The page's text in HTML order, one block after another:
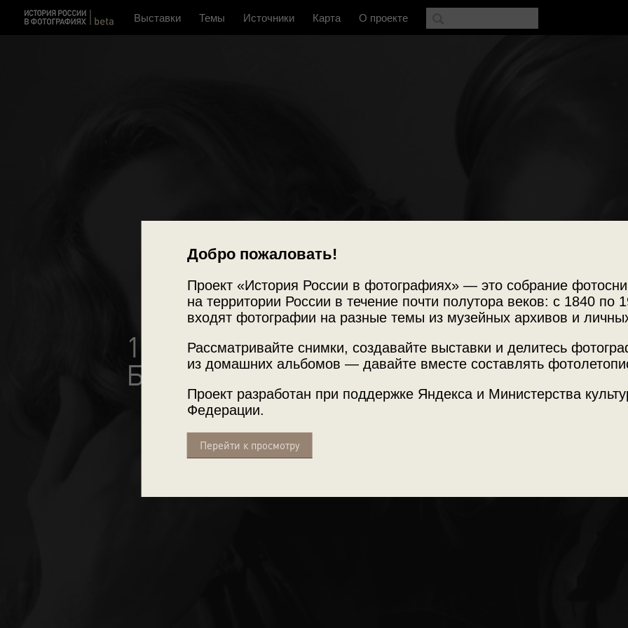
Добро пожаловать!
Проект «История России в фотографиях» — это собрание
на территории России в течение почти полутора веков: с 1840 по
входят фотографии на разные темы из музейных архивов и
Рассматривайте снимки, создавайте выставки и делитесь
из домашних альбомов — давайте вместе составлять
Проект разработан при поддержке Яндекса и Министерства
Федерации.
Перейти к просмотру
Выставки Темы Источники Карта О проекте
10 лучших фотографий Сергея
Борисова